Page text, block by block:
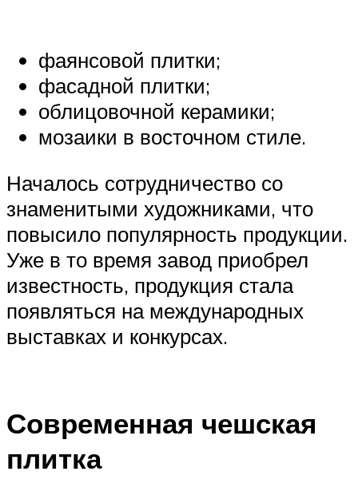
фаянсовой плитки;
фасадной плитки;
облицовочной керамики;
мозаики в восточном стиле.
Началось сотрудничество со
знаменитыми художниками, что
повысило популярность продукции.
Уже в то время завод приобрел
известность, продукция стала
появляться на международных
выставках и конкурсах.
Современная чешская
плитка